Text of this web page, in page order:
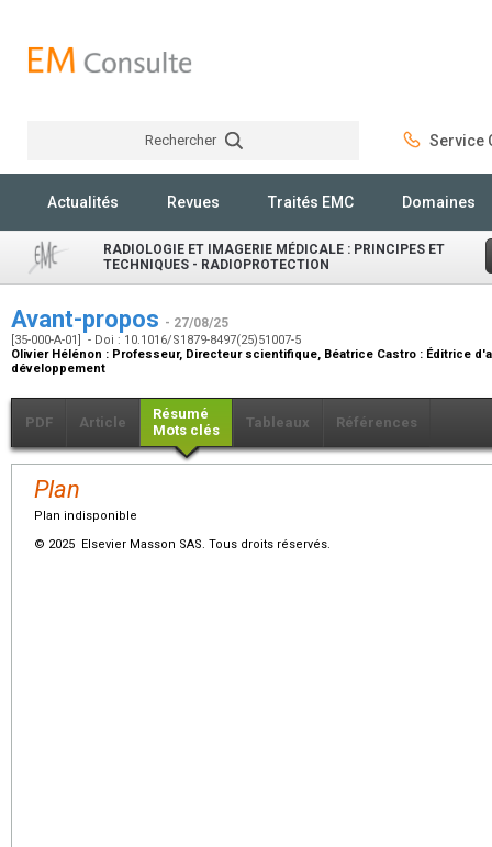
Rechercher Service
Actualités Revues Traités EMC Domaines
RADIOLOGIE ET IMAGERIE MÉDICALE : PRINCIPES ET
TECHNIQUES - RADIOPROTECTION
Avant-propos - 27/08/25
[35-000-A-01] - Doi : 10.1016/S1879-8497(25)51007-5
Olivier Hélénon : Professeur, Directeur scientifique, Béatrice Castro : Éditrice
développement
PDF Article
Résumé
Mots clés
Tableaux Références
Plan
Plan indisponible
© 2025 Elsevier Masson SAS. Tous droits réservés.